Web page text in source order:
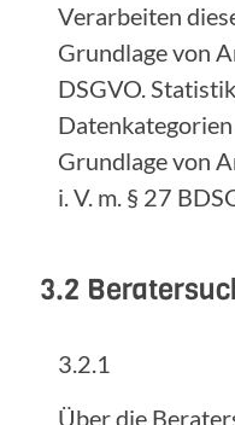
Verarbeiten
Grundlage von
DSGVO.
Grundlage von
i. V. m. § 27
3.2
3.2.1
Über die